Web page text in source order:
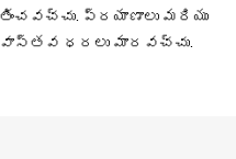
ప్రయాణాలు మరియు
ధరలు మారవచ్చు.